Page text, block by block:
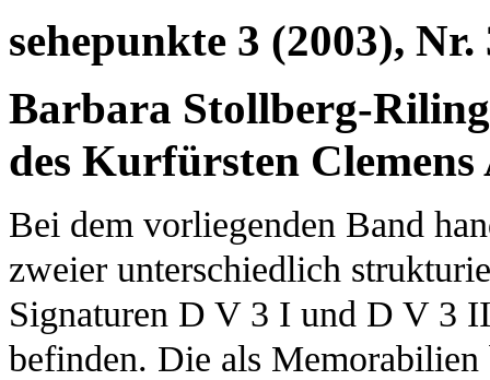
sehepunkte 3 (2003), Nr.
Barbara Stollberg-
des Kurfürsten
Bei dem vorliegenden Band
zweier unterschiedlich
Signaturen D V 3 I und D V 3
befinden. Die als